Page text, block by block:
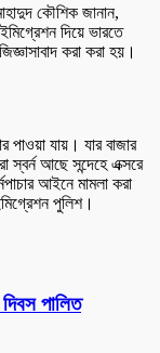
কৌশিক জানান,
দিয়ে ভারতে
করা করা হয়।
পাওয়া যায়। যার বাজার
আছে সন্দেহে এক্সরে
আইনে মামলা করা
পুলিশ।
পালিত